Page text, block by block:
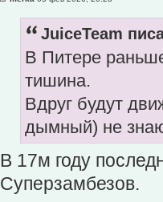
JuiceTeam
В Питере
тишина.
Вдруг будут
дымный) не
В 17м году
Суперзамбезов.